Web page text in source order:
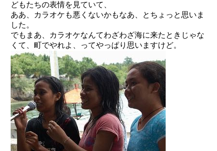
どもたちの表情を見ていて、
ああ、カラオケも悪くないかもなあ、とちょっと思いま
した。
でもまあ、カラオケなんてわざわざ海に来たときじゃな
くて、町でやれよ、ってやっぱり思いますけど。